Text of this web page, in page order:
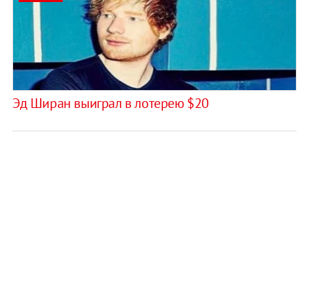
Эд Ширан выиграл в лотерею $20